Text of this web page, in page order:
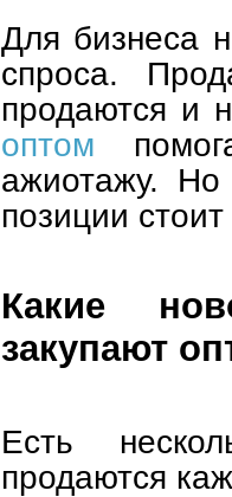
Для бизнеса
спроса.
продаются и
оптом
ажиотажу.
позиции
Какие
закупают
Есть
продаются